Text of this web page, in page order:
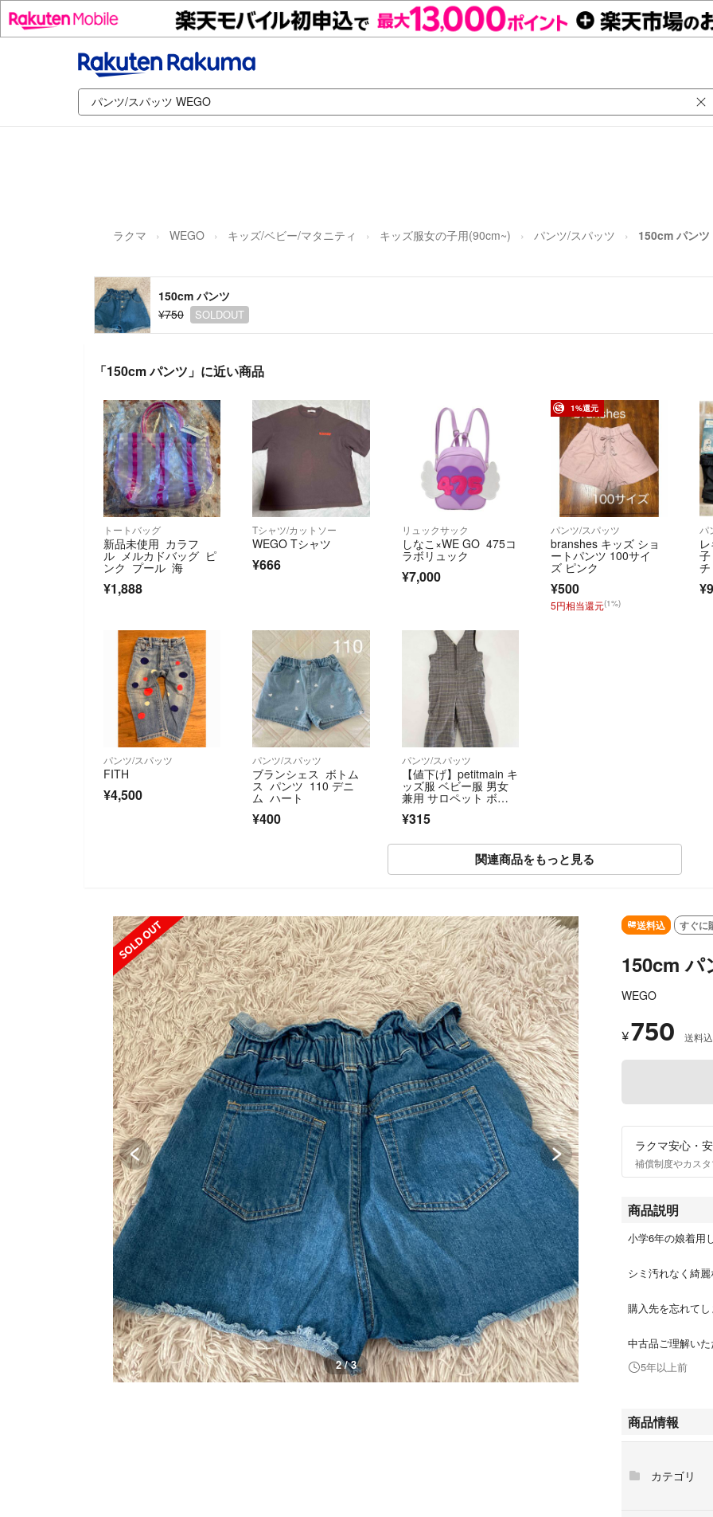
ラクマ WEGO キッズ/ベビー/マタニティ キッズ服女の子用(90cm~) パンツ/スパッツ 150cm パンツ
150cm パンツ
¥750
SOLDOUT
「150cm パンツ」に近い商品
トートバッグ
新品未使用 カラフ
ル メルカドバッグ ピ
ンク プール 海
¥1,888
Tシャツ/カットソー
WEGO Tシャツ
¥666
リュックサック
しなこ×WE GO 475コ
ラボリュック
¥7,000
1%還元
パンツ/スパッツ
branshes キッズ ショ
ートパンツ 100サイ
ズ ピンク
¥500
5円相当還元(1%)
パ
m
パンツ/スパッツ
FITH
¥4,500
パンツ/スパッツ
ブランシェス ボトム
ス パンツ 110 デニ
ム ハート
¥400
パンツ/スパッツ
【値下げ】petitmain キ
ッズ服 ベビー服 男女
兼用 サロペット ボト
服 冬服 90cm
¥315
関連商品をもっと見る
SOLD OUT SOLD OUT
2 / 3
送料込 すぐに
150cm パ
WEGO
¥750 送料込
ラクマ安心・
補償制度やカス
商品説明
小学6年の娘着用
シミ汚れなく綺麗
購入先を忘れて
中古品ご理解い
5年以上前
商品情報
カテゴリ